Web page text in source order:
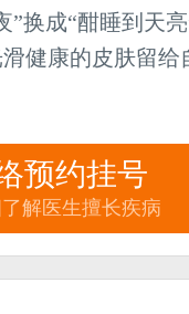
”换成“酣睡到天
健康的皮肤留给
预约挂号
解医生擅长疾病